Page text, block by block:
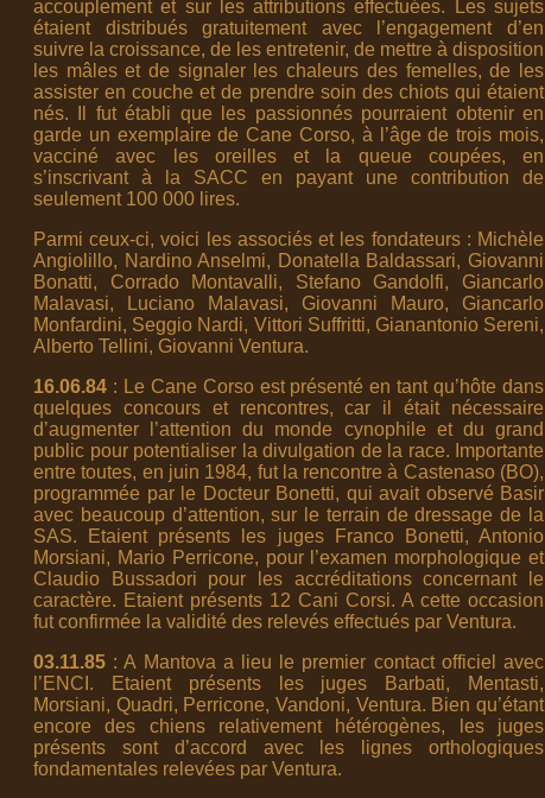
accouplement et sur les attributions effectuées. Les sujets
étaient distribués gratuitement avec l’engagement d’en
suivre la croissance, de les entretenir, de mettre à disposition
les mâles et de signaler les chaleurs des femelles, de les
assister en couche et de prendre soin des chiots qui étaient
nés. Il fut établi que les passionnés pourraient obtenir en
garde un exemplaire de Cane Corso, à l’âge de trois mois,
vacciné avec les oreilles et la queue coupées, en
s’inscrivant à la SACC en payant une contribution de
seulement 100 000 lires.
Parmi ceux-ci, voici les associés et les fondateurs : Michèle
Angiolillo, Nardino Anselmi, Donatella Baldassari, Giovanni
Bonatti, Corrado Montavalli, Stefano Gandolfi, Giancarlo
Malavasi, Luciano Malavasi, Giovanni Mauro, Giancarlo
Monfardini, Seggio Nardi, Vittori Suffritti, Gianantonio Sereni,
Alberto Tellini, Giovanni Ventura.
16.06.84 : Le Cane Corso est présenté en tant qu’hôte dans
quelques concours et rencontres, car il était nécessaire
d’augmenter l’attention du monde cynophile et du grand
public pour potentialiser la divulgation de la race. Importante
entre toutes, en juin 1984, fut la rencontre à Castenaso (BO),
programmée par le Docteur Bonetti, qui avait observé Basir
avec beaucoup d’attention, sur le terrain de dressage de la
SAS. Etaient présents les juges Franco Bonetti, Antonio
Morsiani, Mario Perricone, pour l’examen morphologique et
Claudio Bussadori pour les accréditations concernant le
caractère. Etaient présents 12 Cani Corsi. A cette occasion
fut confirmée la validité des relevés effectués par Ventura.
03.11.85 : A Mantova a lieu le premier contact officiel avec
l’ENCI. Etaient présents les juges Barbati, Mentasti,
Morsiani, Quadri, Perricone, Vandoni, Ventura. Bien qu’étant
encore des chiens relativement hétérogènes, les juges
présents sont d’accord avec les lignes orthologiques
fondamentales relevées par Ventura.